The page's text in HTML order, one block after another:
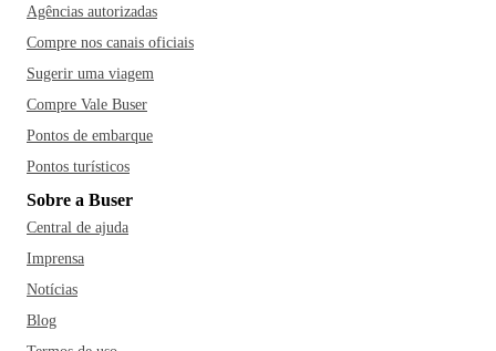
Agências autorizadas
Compre nos canais oficiais
Sugerir uma viagem
Compre Vale Buser
Pontos de embarque
Pontos turísticos
Sobre a Buser
Central de ajuda
Imprensa
Notícias
Blog